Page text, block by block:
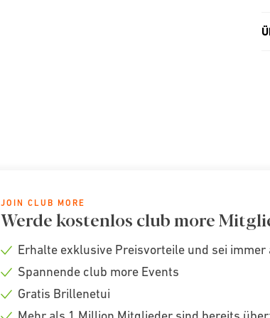
JOIN CLUB MORE
Werde kostenlos club more
Check
Erhalte exklusive Preisvorteile und sei
Check
Spannende club more Events
Check
Gratis Brillenetui